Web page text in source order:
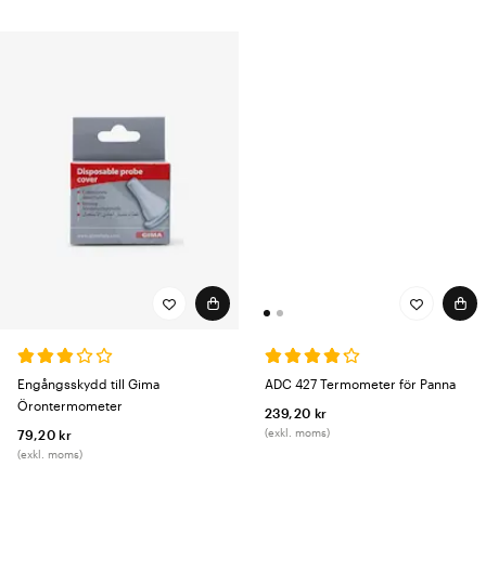
Engångsskydd till Gima
Örontermometer
79,20 kr
(exkl. moms)
ADC 427 Termometer för Panna
239,20 kr
(exkl. moms)